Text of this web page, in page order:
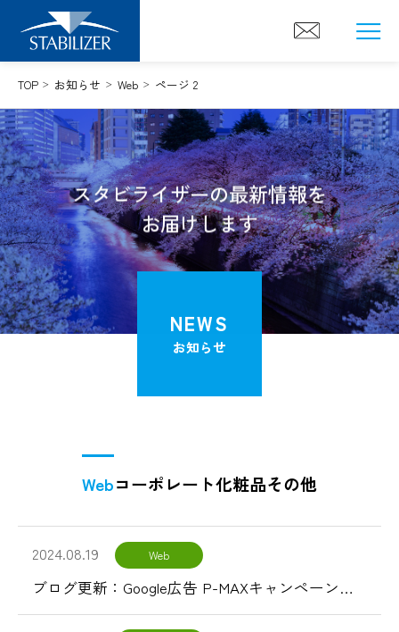
content
TOP お知らせ Web ページ 2
スタビライザーの最新情報を
お届けします
NEWS
お知らせ
Webコーポレート化粧品その他
2024.08.19 Web
ブログ更新：Google広告 P-MAXキャンペーンの特徴とは？